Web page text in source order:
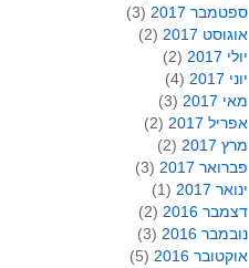
ספטמבר 2017
(3)
אוגוסט 2017
(2)
יולי 2017
(2)
יוני 2017
(4)
מאי 2017
(3)
אפריל 2017
(2)
מרץ 2017
(2)
פברואר 2017
(3)
ינואר 2017
(1)
דצמבר 2016
(2)
נובמבר 2016
(3)
אוקטובר 2016
(5)